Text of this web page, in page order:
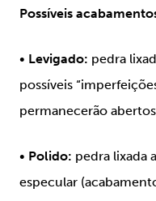
Possíveis
• Levigado: pedra
possíveis
permanecerão
• Polido: pedra lixada
especular